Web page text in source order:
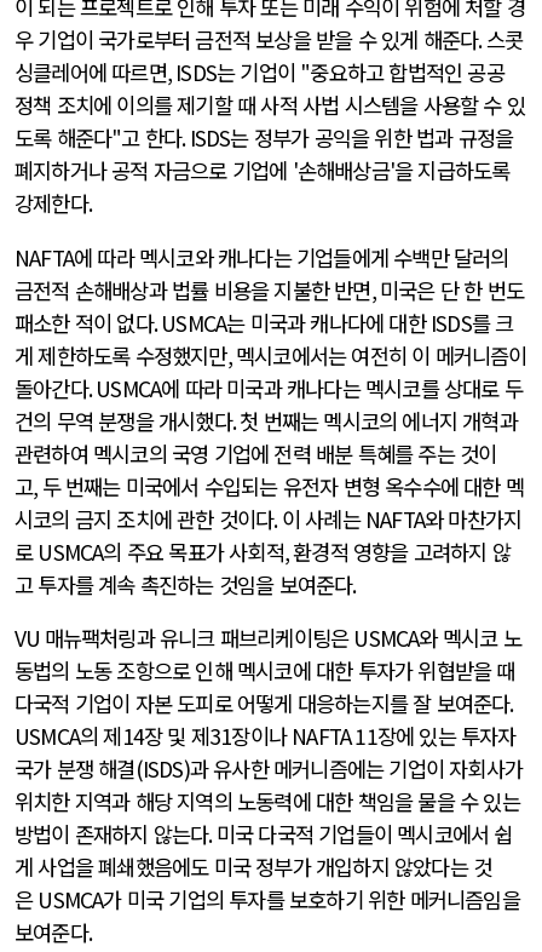
이 되는 프로젝트로 인해 투자 또는 미래 수익이 위험에 처할 경
우 기업이 국가로부터 금전적 보상을 받을 수 있게 해준다.스콧
싱클레어에 따르면, ISDS는 기업이 "중요하고 합법적인 공공
정책 조치에 이의를 제기할 때 사적 사법 시스템을 사용할 수 있
도록 해준다"고 한다. ISDS는 정부가 공익을 위한 법과 규정을
폐지하거나 공적 자금으로 기업에 '손해배상금'을 지급하도록
강제한다.
NAFTA에 따라 멕시코와 캐나다는 기업들에게 수백만 달러의
금전적 손해배상과 법률 비용을 지불한 반면,미국은 단 한 번도
패소한 적이 없다. USMCA는 미국과 캐나다에 대한 ISDS를 크
게 제한하도록 수정했지만,멕시코에서는 여전히 이 메커니즘이
돌아간다. USMCA에 따라 미국과 캐나다는 멕시코를 상대로 두
건의 무역 분쟁을 개시했다.첫 번째는 멕시코의 에너지 개혁과
관련하여 멕시코의 국영 기업에 전력 배분 특혜를 주는 것이
고, 두 번째는 미국에서 수입되는 유전자 변형 옥수수에 대한 멕
시코의 금지 조치에 관한 것이다.이 사례는 NAFTA와 마찬가지
로 USMCA의 주요 목표가 사회적,환경적 영향을 고려하지 않
고 투자를 계속 촉진하는 것임을 보여준다.
VU 매뉴팩처링과 유니크 패브리케이팅은 USMCA와 멕시코 노
동법의 노동 조항으로 인해 멕시코에 대한 투자가 위협받을 때
다국적 기업이 자본 도피로 어떻게 대응하는지를 잘 보여준다.
USMCA의 제14장 및 제31장이나 NAFTA 11장에 있는 투자자
국가 분쟁 해결(ISDS)과 유사한 메커니즘에는 기업이 자회사가
위치한 지역과 해당 지역의 노동력에 대한 책임을 물을 수 있는
방법이 존재하지 않는다.미국 다국적 기업들이 멕시코에서 쉽
게 사업을 폐쇄했음에도 미국 정부가 개입하지 않았다는 것
은 USMCA가 미국 기업의 투자를 보호하기 위한 메커니즘임을
보여준다.